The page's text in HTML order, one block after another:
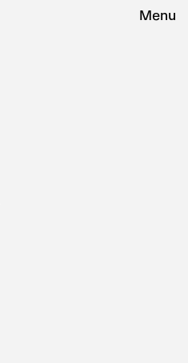
Menu